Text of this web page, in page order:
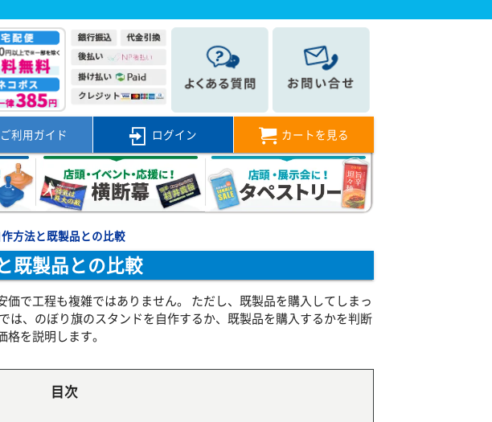
ご利用ガイド ログイン カートを見る
方法と既製品との比較
既製品との比較
で工程も複雑ではありません。 ただし、既製品を購入してしまっ
は、のぼり旗のスタンドを自作するか、既製品を購入するかを判断
を説明します。
目次